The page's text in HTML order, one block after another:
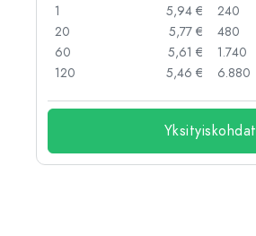
1
5,94 €
20
5,77 €
60
5,61 €
120
5,46 €
240
480
1.740
6.880
Yksityiskohdat